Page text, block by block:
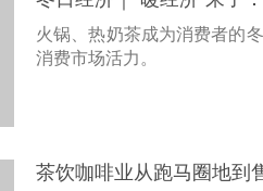
火锅、热奶茶成为消费者的
消费市场活力。
茶饮咖啡业从跑马圈地到